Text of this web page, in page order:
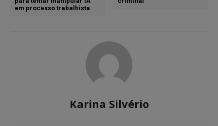
em processo trabalhista
Karina Silvério